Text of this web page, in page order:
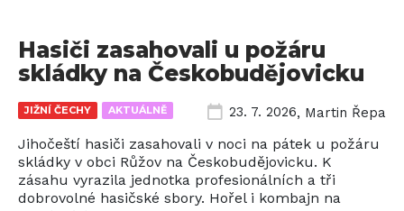
JIŽNÍ ČECHY AKTUÁLNĚ
Hasiči zasahovali u požáru
skládky na Českobudějovicku
23. 7. 2026, Martin Řepa
Jihočeští hasiči zasahovali v noci na pátek u požáru
skládky v obci Růžov na Českobudějovicku. K
zásahu vyrazila jednotka profesionálních a tři
dobrovolné hasičské sbory. Hořel i kombajn na